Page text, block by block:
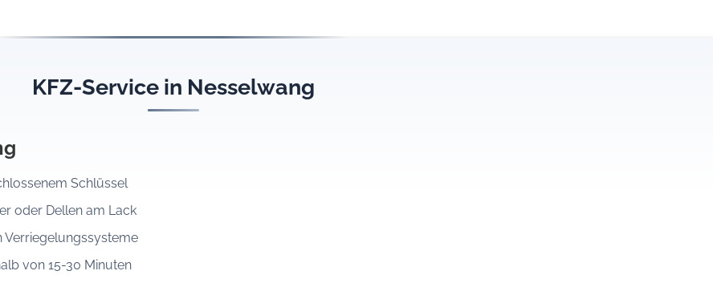
KFZ-Service in Nesselwang
Schlüssel
oder Dellen am Lack
Verriegelungssysteme
von 15-30 Minuten